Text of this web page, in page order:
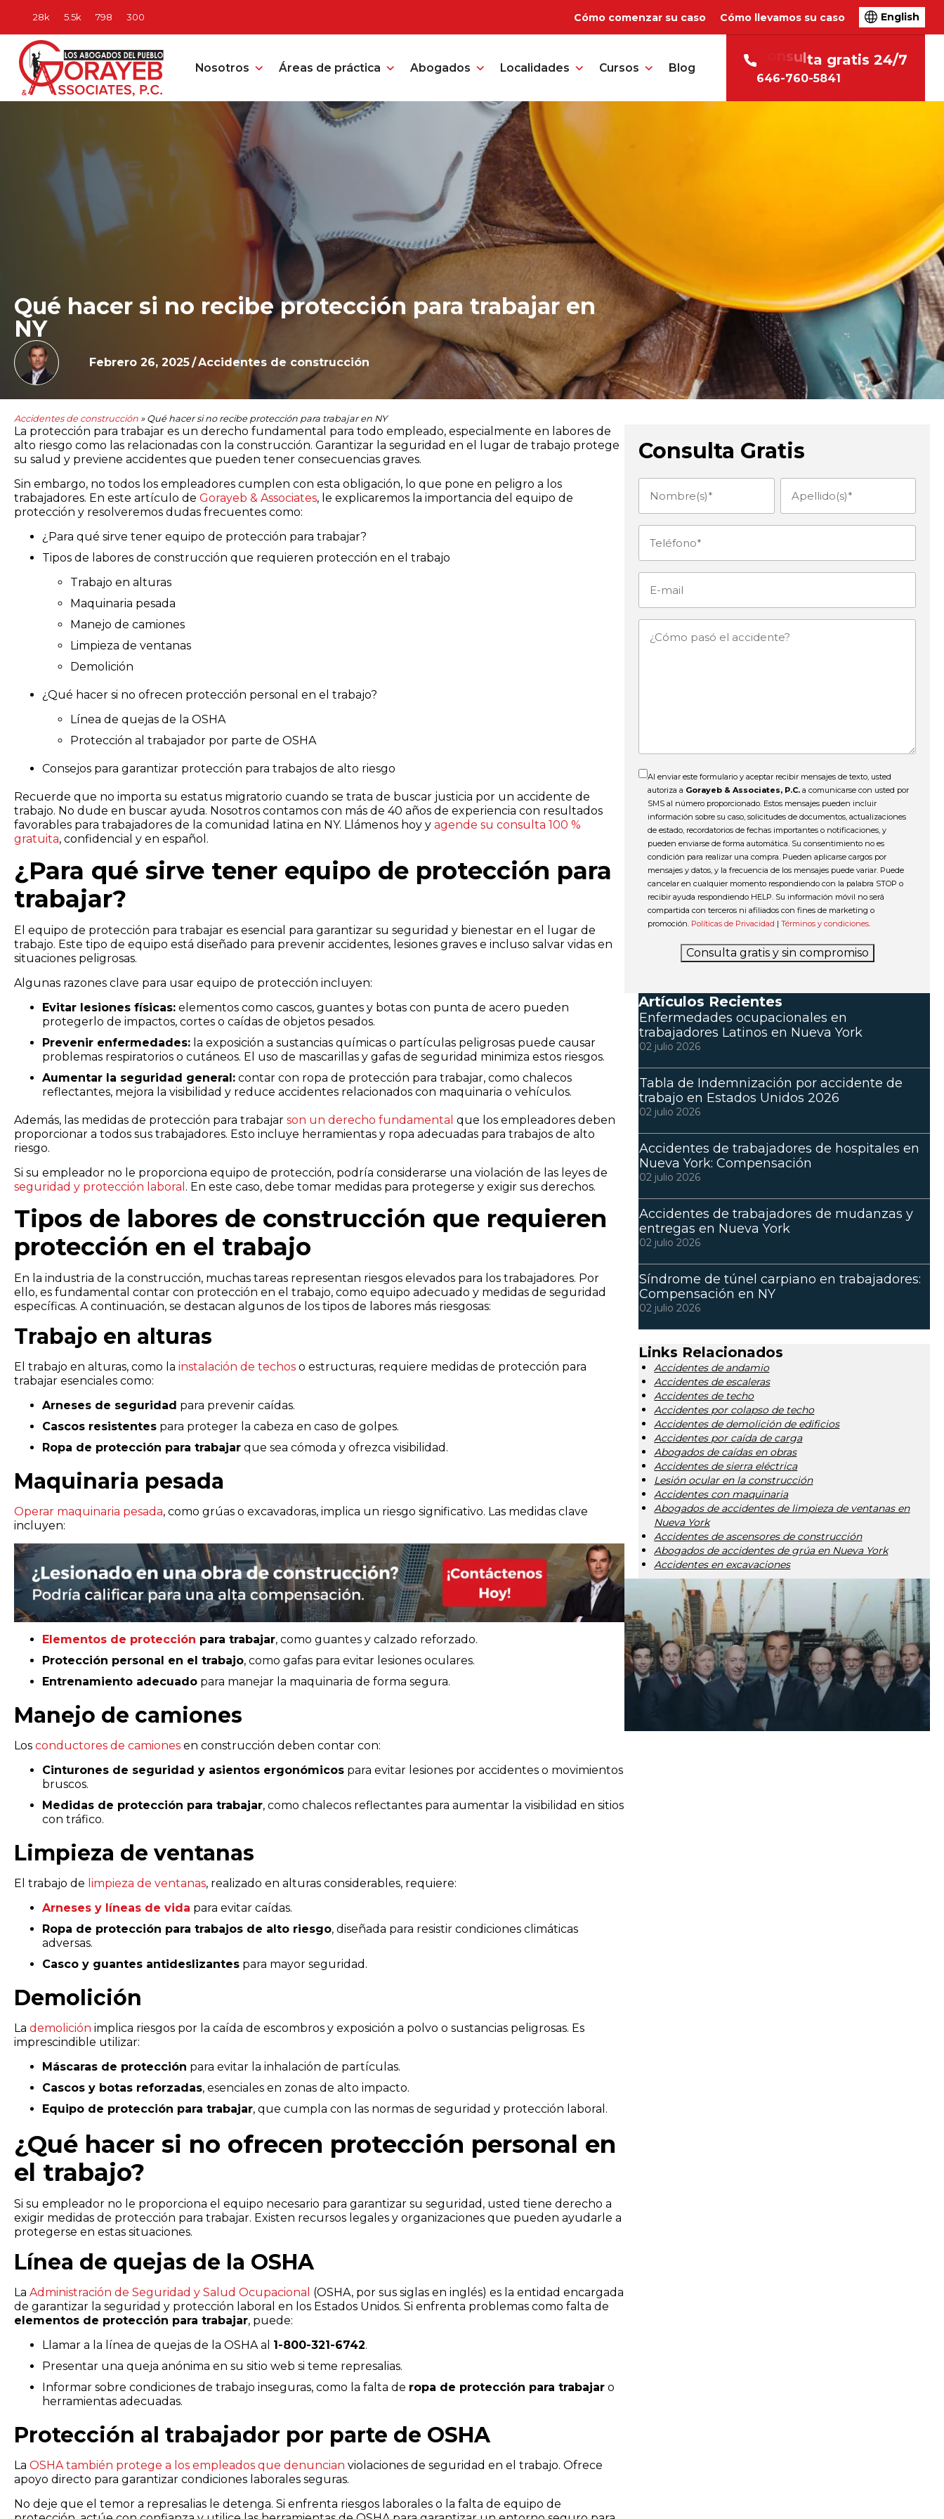
Cómo comenzar su caso Cómo llevamos su caso English
Nosotros Áreas de práctica Abogados Localidades Cursos Blog sulta gratis 24/7
646-760-5841
Qué hacer si no recibe protección para trabajar en
NY
Febrero 26, 2025/Accidentes de construcción
Accidentes de construcción » Qué hacer si no recibe protección para trabajar en NY
La protección para trabajar es un derecho fundamental para todo empleado, especialmente en labores de
alto riesgo como las relacionadas con la construcción. Garantizar la seguridad en el lugar de trabajo protege
su salud y previene accidentes que pueden tener consecuencias graves.
Sin embargo, no todos los empleadores cumplen con esta obligación, lo que pone en peligro a los
trabajadores. En este artículo de Gorayeb & Associates, le explicaremos la importancia del equipo de
protección y resolveremos dudas frecuentes como:
¿Para qué sirve tener equipo de protección para trabajar?
Tipos de labores de construcción que requieren protección en el trabajo
Trabajo en alturas
Maquinaria pesada
Manejo de camiones
Limpieza de ventanas
Demolición
¿Qué hacer si no ofrecen protección personal en el trabajo?
Línea de quejas de la OSHA
Protección al trabajador por parte de OSHA
Consejos para garantizar protección para trabajos de alto riesgo
Recuerde que no importa su estatus migratorio cuando se trata de buscar justicia por un accidente de
trabajo. No dude en buscar ayuda. Nosotros contamos con más de 40 años de experiencia con resultados
favorables para trabajadores de la comunidad latina en NY. Llámenos hoy y agende su consulta 100 %
gratuita, confidencial y en español.
¿Para qué sirve tener equipo de protección para
trabajar?
El equipo de protección para trabajar es esencial para garantizar su seguridad y bienestar en el lugar de
trabajo. Este tipo de equipo está diseñado para prevenir accidentes, lesiones graves e incluso salvar vidas en
situaciones peligrosas.
Algunas razones clave para usar equipo de protección incluyen:
Evitar lesiones físicas: elementos como cascos, guantes y botas con punta de acero pueden
protegerlo de impactos, cortes o caídas de objetos pesados.
Prevenir enfermedades: la exposición a sustancias químicas o partículas peligrosas puede causar
problemas respiratorios o cutáneos. El uso de mascarillas y gafas de seguridad minimiza estos riesgos.
Aumentar la seguridad general: contar con ropa de protección para trabajar, como chalecos
reflectantes, mejora la visibilidad y reduce accidentes relacionados con maquinaria o vehículos.
Además, las medidas de protección para trabajar son un derecho fundamental que los empleadores deben
proporcionar a todos sus trabajadores. Esto incluye herramientas y ropa adecuadas para trabajos de alto
riesgo.
Si su empleador no le proporciona equipo de protección, podría considerarse una violación de las leyes de
seguridad y protección laboral . En este caso, debe tomar medidas para protegerse y exigir sus derechos.
Tipos de labores de construcción que requieren
protección en el trabajo
En la industria de la construcción, muchas tareas representan riesgos elevados para los trabajadores. Por
ello, es fundamental contar con protección en el trabajo, como equipo adecuado y medidas de seguridad
específicas. A continuación, se destacan algunos de los tipos de labores más riesgosas:
Trabajo en alturas
El trabajo en alturas, como la instalación de techos o estructuras, requiere medidas de protección para
trabajar esenciales como:
Arneses de seguridad para prevenir caídas.
Cascos resistentes para proteger la cabeza en caso de golpes.
Ropa de protección para trabajar que sea cómoda y ofrezca visibilidad.
Maquinaria pesada
Operar maquinaria pesada, como grúas o excavadoras, implica un riesgo significativo. Las medidas clave
incluyen:
Elementos de protección para trabajar, como guantes y calzado reforzado.
Protección personal en el trabajo, como gafas para evitar lesiones oculares.
Entrenamiento adecuado para manejar la maquinaria de forma segura.
Manejo de camiones
Los conductores de camiones en construcción deben contar con:
Cinturones de seguridad y asientos ergonómicos para evitar lesiones por accidentes o movimientos
bruscos.
Medidas de protección para trabajar, como chalecos reflectantes para aumentar la visibilidad en sitios
con tráfico.
Limpieza de ventanas
El trabajo de limpieza de ventanas, realizado en alturas considerables, requiere:
Arneses y líneas de vida para evitar caídas.
Ropa de protección para trabajos de alto riesgo, diseñada para resistir condiciones climáticas
adversas.
Casco y guantes antideslizantes para mayor seguridad.
Demolición
La demolición implica riesgos por la caída de escombros y exposición a polvo o sustancias peligrosas. Es
imprescindible utilizar:
Máscaras de protección para evitar la inhalación de partículas.
Cascos y botas reforzadas, esenciales en zonas de alto impacto.
Equipo de protección para trabajar, que cumpla con las normas de seguridad y protección laboral.
¿Qué hacer si no ofrecen protección personal en
el trabajo?
Si su empleador no le proporciona el equipo necesario para garantizar su seguridad, usted tiene derecho a
exigir medidas de protección para trabajar. Existen recursos legales y organizaciones que pueden ayudarle a
protegerse en estas situaciones.
Línea de quejas de la OSHA
La Administración de Seguridad y Salud Ocupacional (OSHA, por sus siglas en inglés) es la entidad encargada
de garantizar la seguridad y protección laboral en los Estados Unidos. Si enfrenta problemas como falta de
elementos de protección para trabajar, puede:
Llamar a la línea de quejas de la OSHA al 1-800-321-6742.
Presentar una queja anónima en su sitio web si teme represalias.
Informar sobre condiciones de trabajo inseguras, como la falta de ropa de protección para trabajar o
herramientas adecuadas.
Protección al trabajador por parte de OSHA
La OSHA también protege a los empleados que denuncian violaciones de seguridad en el trabajo. Ofrece
apoyo directo para garantizar condiciones laborales seguras.
No deje que el temor a represalias le detenga. Si enfrenta riesgos laborales o la falta de equipo de
Consulta Gratis
Nombre(s)
(Obligatorio)
Apellido(s)
(Obligatorio)
Teléfono (Obligatorio)
mail
¿Cómo
Al enviar este formulario y aceptar recibir mensajes de texto, usted
autoriza a Gorayeb & Associates, P.C. a comunicarse con usted por
SMS al número proporcionado. Estos mensajes pueden incluir
información sobre su caso, solicitudes de documentos, actualizaciones
de estado, recordatorios de fechas importantes o notificaciones, y
pueden enviarse de forma automática. Su consentimiento no es
condición para realizar una compra. Pueden aplicarse cargos por
mensajes y datos, y la frecuencia de los mensajes puede variar. Puede
cancelar en cualquier momento respondiendo con la palabra STOP o
recibir ayuda respondiendo HELP. Su información móvil no será
compartida con terceros ni afiliados con fines de marketing o
promoción. Políticas de Privacidad |Términos y condiciones
Consulta gratis y sin compromiso
Artículos Recientes
Enfermedades ocupacionales en
trabajadores Latinos en Nueva York
02 julio 2026
Tabla de Indemnización por accidente de
trabajo en Estados Unidos 2026
02 julio 2026
Accidentes de trabajadores de hospitales en
Nueva York: Compensación
02 julio 2026
Accidentes de trabajadores de mudanzas y
entregas en Nueva York
02 julio 2026
Síndrome de túnel carpiano en trabajadores:
Compensación en NY
02 julio 2026
Links Relacionados
Accidentes de andamio
Accidentes de escaleras
Accidentes de techo
Accidentes por colapso de techo
Accidentes de demolición de edificios
Accidentes por caída de carga
Abogados de caídas en obras
Accidentes de sierra eléctrica
Lesión ocular en la construcción
Accidentes con maquinaria
Abogados de accidentes de limpieza de ventanas en
Nueva York
Accidentes de ascensores de construcción
Abogados de accidentes de grúa en Nueva York
Accidentes en excavaciones